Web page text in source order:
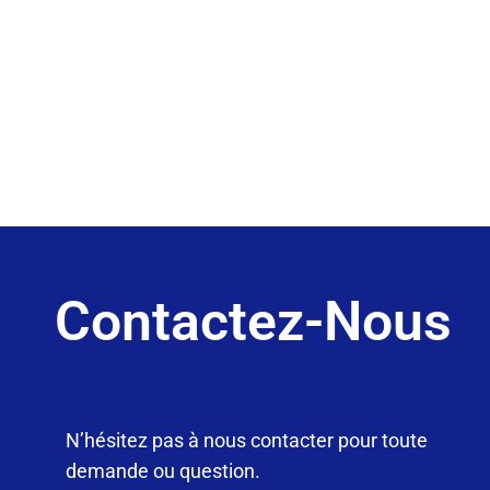
Contactez-Nous
N’hésitez pas à nous contacter pour toute
demande ou question.